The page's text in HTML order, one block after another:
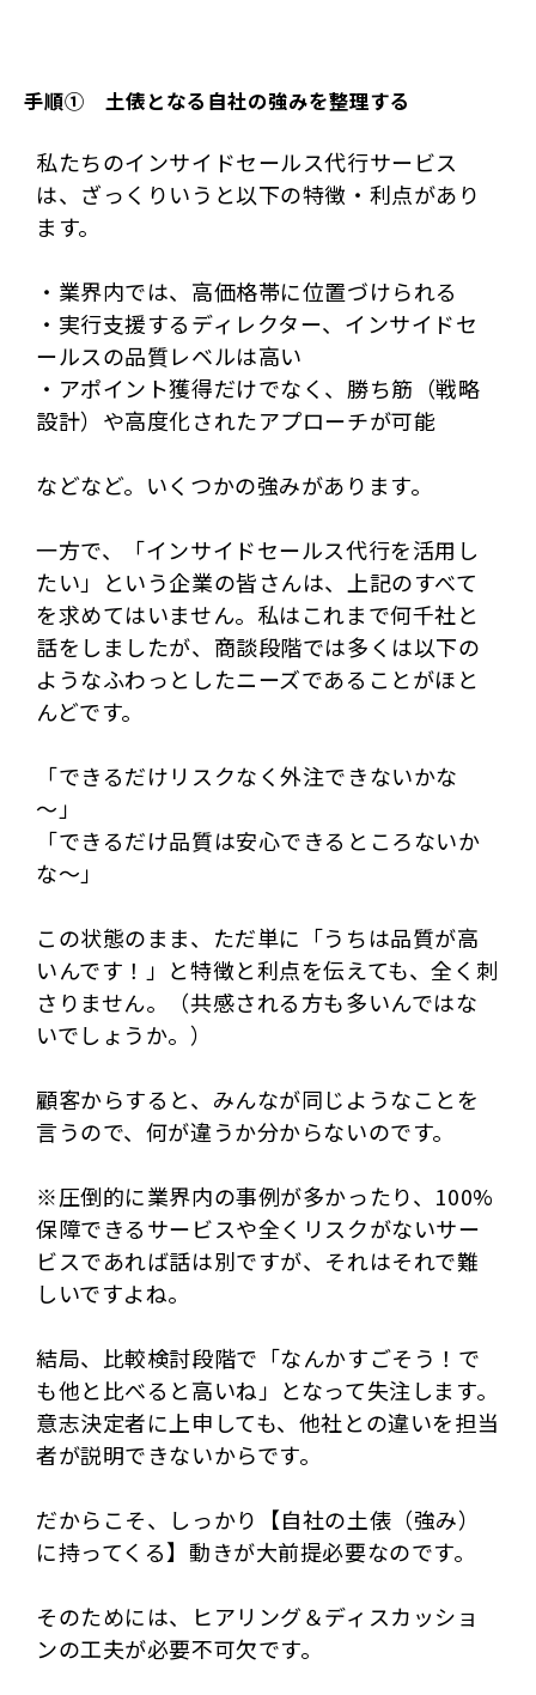
手順①　土俵となる自社の強みを整理する
私たちのインサイドセールス代行サービス
は、ざっくりいうと以下の特徴・利点があり
ます。
・業界内では、高価格帯に位置づけられる
・実行支援するディレクター、インサイドセ
ールスの品質レベルは高い
・アポイント獲得だけでなく、勝ち筋（戦略
設計）や高度化されたアプローチが可能
などなど。いくつかの強みがあります。
一方で、「インサイドセールス代行を活用し
たい」という企業の皆さんは、上記のすべて
を求めてはいません。私はこれまで何千社と
話をしましたが、商談段階では多くは以下の
ようなふわっとしたニーズであることがほと
んどです。
「できるだけリスクなく外注できないかな
～」
「できるだけ品質は安心できるところないか
な～」
この状態のまま、ただ単に「うちは品質が高
いんです！」と特徴と利点を伝えても、全く刺
さりません。（共感される方も多いんではな
いでしょうか。）
顧客からすると、みんなが同じようなことを
言うので、何が違うか分からないのです。
※圧倒的に業界内の事例が多かったり、100%
保障できるサービスや全くリスクがないサー
ビスであれば話は別ですが、それはそれで難
しいですよね。
結局、比較検討段階で「なんかすごそう！で
も他と比べると高いね」となって失注します。
意志決定者に上申しても、他社との違いを担当
者が説明できないからです。
だからこそ、しっかり【自社の土俵（強み）
に持ってくる】動きが大前提必要なのです。
そのためには、ヒアリング＆ディスカッショ
ンの工夫が必要不可欠です。